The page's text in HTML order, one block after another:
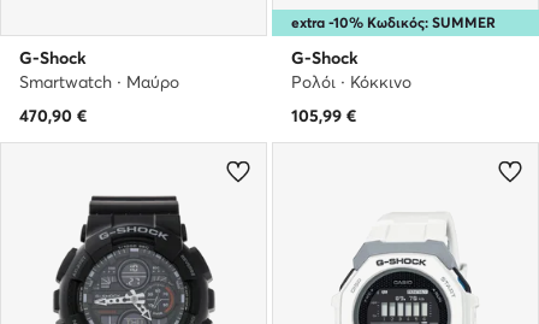
G-Shock
Smartwatch · Μαύρο
470,90 €
extra -10% Κωδικός: SUMMER
G-Shock
Ρολόι · Κόκκινο
105,99 €